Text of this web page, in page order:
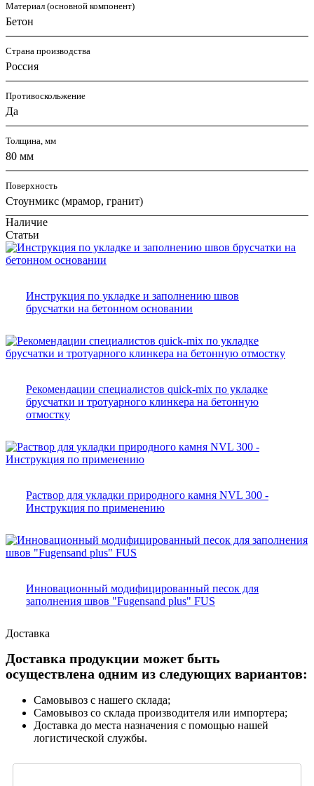
Материал (основной компонент)
Бетон
Страна производства
Россия
Противоскольжение
Да
Толщина, мм
80 мм
Поверхность
Стоунмикс (мрамор, гранит)
Наличие
Статьи
Инструкция по укладке и заполнению швов
брусчатки на бетонном основании
Рекомендации специалистов quick-mix по укладке
брусчатки и тротуарного клинкера на бетонную
отмостку
Раствор для укладки природного камня NVL 300 -
Инструкция по применению
Инновационный модифицированный песок для
заполнения швов "Fugensand plus" FUS
Доставка
Доставка продукции может быть
осуществлена одним из следующих вариантов:
Самовывоз с нашего склада;
Самовывоз со склада производителя или импортера;
Доставка до места назначения с помощью нашей
логистической службы.